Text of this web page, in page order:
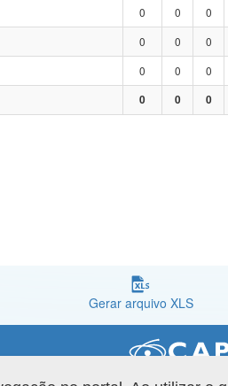
0 0 0
0 0 0
0 0 0
0 0 0
Gerar arquivo XLS